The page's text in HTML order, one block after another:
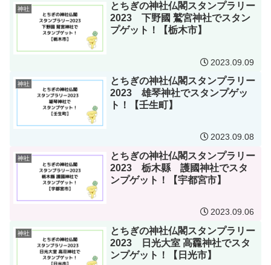
神社
とちぎの神社仏閣スタンプラリー
2023 下野國 鷲宮神社でスタン
プゲット！【栃木市】
2023.09.09
神社
とちぎの神社仏閣スタンプラリー
2023 雄琴神社でスタンプゲッ
ト！【壬生町】
2023.09.08
神社
とちぎの神社仏閣スタンプラリー
2023 栃木縣 護國神社でスタ
ンプゲット！【宇都宮市】
2023.09.06
神社
とちぎの神社仏閣スタンプラリー
2023 日光大室 高龗神社でスタ
ンプゲット！【日光市】